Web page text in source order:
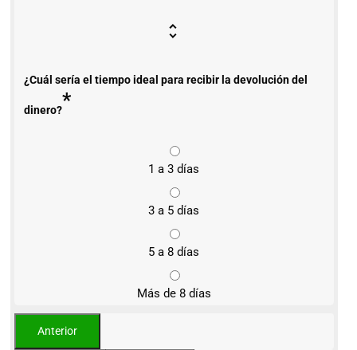
¿Cuál sería el tiempo ideal para recibir la devolución del
dinero?*
1 a 3 días
3 a 5 días
5 a 8 días
Más de 8 días